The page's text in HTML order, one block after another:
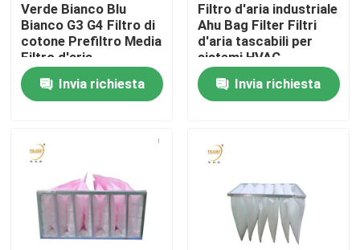
Controllo di qualità
Richieda una citazione
Filtro profondo dalla piega HEPA
Pre filtro dell'aria
Unità di FFU
Verde Bianco Blu
Bianco G3 G4 Filtro di
cotone Prefiltro Media
Filtro d'aria
Invia richiesta
Filtro d'aria industriale
Ahu Bag Filter Filtri
d'aria tascabili per
sistemi HVAC
Invia richiesta